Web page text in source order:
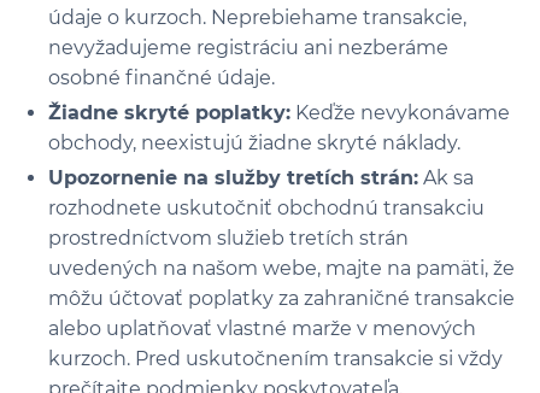
údaje o kurzoch. Neprebiehame transakcie,
nevyžadujeme registráciu ani nezberáme
osobné finančné údaje.
Žiadne skryté poplatky: Keďže nevykonávame
obchody, neexistujú žiadne skryté náklady.
Upozornenie na služby tretích strán: Ak sa
rozhodnete uskutočniť obchodnú transakciu
prostredníctvom služieb tretích strán
uvedených na našom webe, majte na pamäti, že
môžu účtovať poplatky za zahraničné transakcie
alebo uplatňovať vlastné marže v menových
kurzoch. Pred uskutočnením transakcie si vždy